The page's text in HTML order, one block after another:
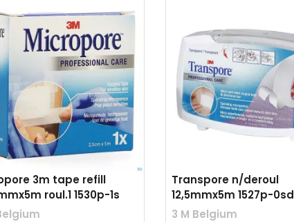
3m tape refill
roul.1 1530p-1s
Transpore n/deroul
12,5mmx5m 1527p-0sd
3 M Belgium